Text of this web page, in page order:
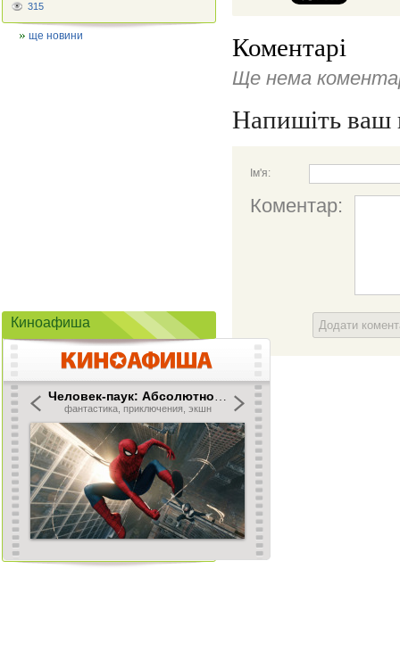
Коментарі
Ще нема
Напишіть ваш
Ім'я:
Коментар:
Додати
315
ще новини
Киноафиша